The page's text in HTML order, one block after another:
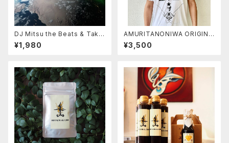
DJ Mitsu the Beats & Taku
mi Kaneko / fl∞ting -フロー
ティング-
¥1,980
AMURITANONIWA ORIGINA
L TSHIRT 002
¥3,500